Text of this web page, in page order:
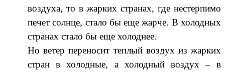
воздуха, то в жарких странах, где нестерпимо
печет солнце, стало бы еще жарче. В холодных
странах стало бы еще холоднее.
Но ветер переносит теплый воздух из жарких
стран в холодные, а холодный воздух – в